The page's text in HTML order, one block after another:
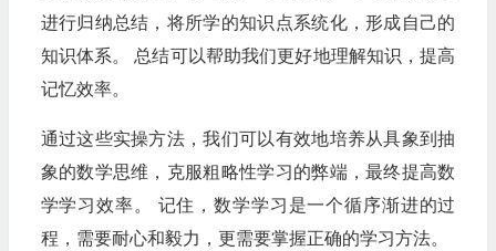
进行归纳总结，将所学的知识点系统化，形成自己的
知识体系。 总结可以帮助我们更好地理解知识，提高
记忆效率。
通过这些实操方法，我们可以有效地培养从具象到抽
象的数学思维，克服粗略性学习的弊端，最终提高数
学学习效率。 记住，数学学习是一个循序渐进的过
程，需要耐心和毅力，更需要掌握正确的学习方法。